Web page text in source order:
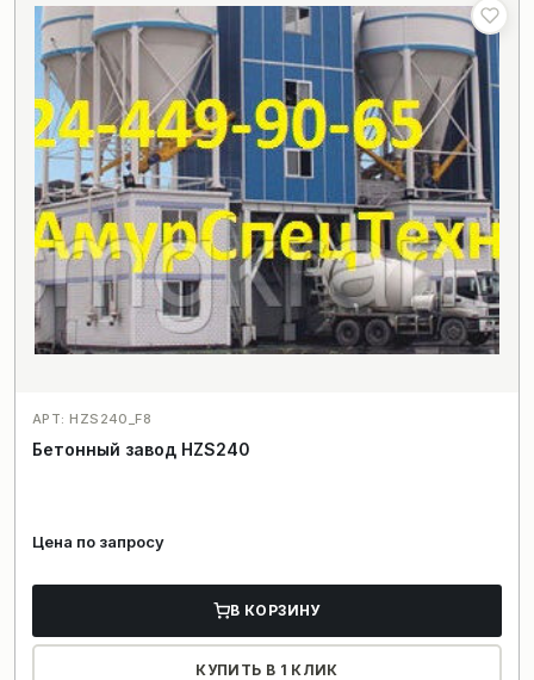
АРТ: HZS240_F8
Бетонный завод HZS240
Цена по запросу
В КОРЗИНУ
КУПИТЬ В 1 КЛИК